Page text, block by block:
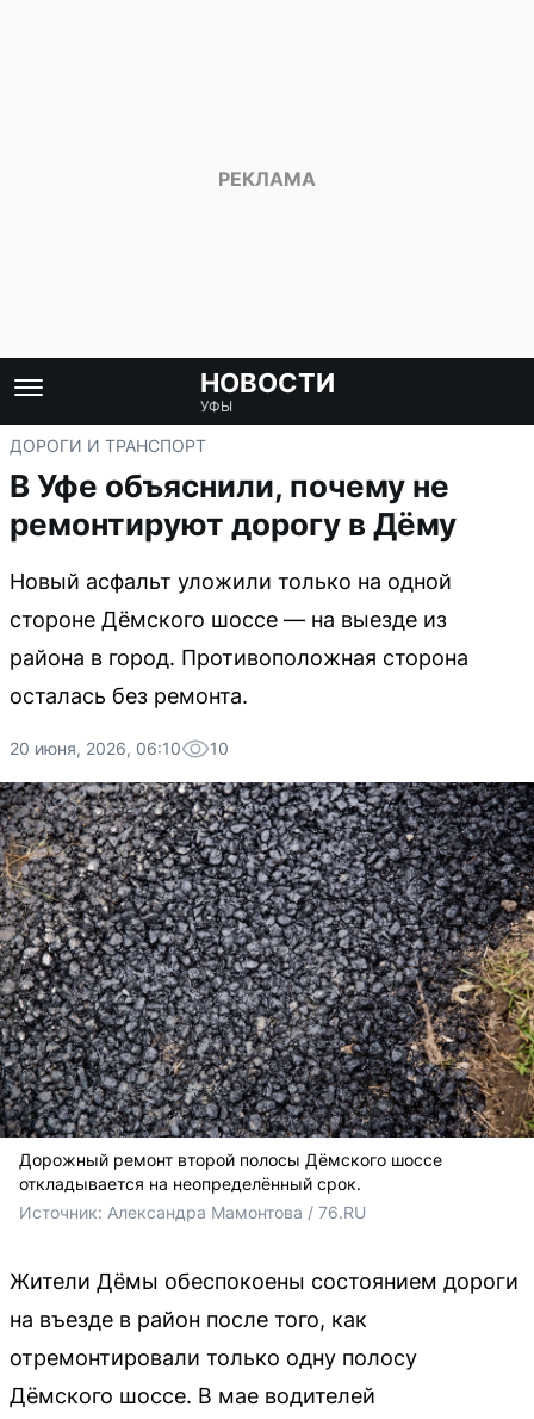
НОВОСТИ
УФЫ
ДОРОГИ И ТРАНСПОРТ
В Уфе объяснили, почему не
ремонтируют дорогу в Дёму
Новый асфальт уложили только на одной
стороне Дёмского шоссе — на выезде из
района в город. Противоположная сторона
осталась без ремонта.
20 июня, 2026, 06:10 10
Дорожный ремонт второй полосы Дёмского шоссе
откладывается на неопределённый срок.
Источник: Александра Мамонтова / 76.RU
Жители Дёмы обеспокоены состоянием дороги
на въезде в район после того, как
отремонтировали только одну полосу
Дёмского шоссе. В мае водителей